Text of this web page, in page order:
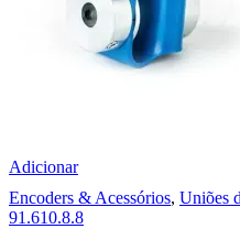
Adicionar
Encoders & Acessórios, Uniões
91.610.8.8